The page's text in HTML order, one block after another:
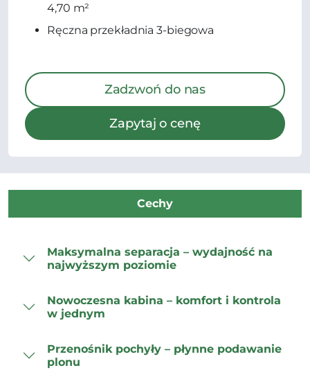
4,70 m²
Ręczna przekładnia 3-biegowa
Zadzwoń do nas
Zapytaj o cenę
Cechy
Maksymalna separacja – wydajność na
najwyższym poziomie
Nowoczesna kabina – komfort i kontrola
w jednym
Przenośnik pochyły – płynne podawanie
plonu